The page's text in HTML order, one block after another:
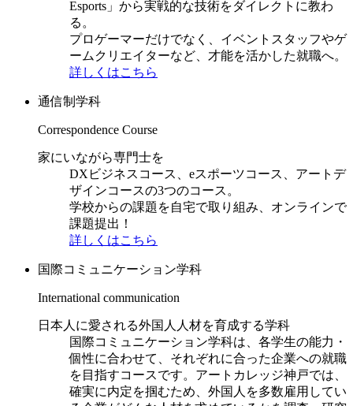
Esports」から実戦的な技術をダイレクトに教わ
る。
プロゲーマーだけでなく、イベントスタッフやゲ
ームクリエイターなど、才能を活かした就職へ。
詳しくはこちら
通信制学科
Correspondence Course
家にいながら専門士を
DXビジネスコース、eスポーツコース、アートデ
ザインコースの3つのコース。
学校からの課題を自宅で取り組み、オンラインで
課題提出！
詳しくはこちら
国際コミュニケーション学科
International communication
日本人に愛される外国人人材を育成する学科
国際コミュニケーション学科は、各学生の能力・
個性に合わせて、それぞれに合った企業への就職
を目指すコースです。アートカレッジ神戸では、
確実に内定を掴むため、外国人を多数雇用してい